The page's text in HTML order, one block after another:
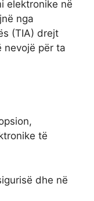
elektronike në
nga
(TIA) drejt
nevojë për ta
të
dhe në